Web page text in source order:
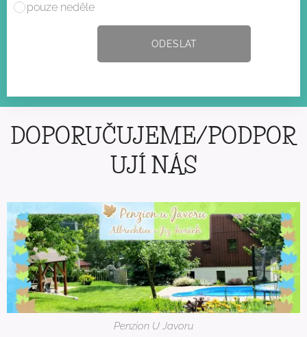
pouze neděle
ODESLAT
DOPORUČUJEME/PODPOR
UJÍ NÁS
Penzion U Javoru